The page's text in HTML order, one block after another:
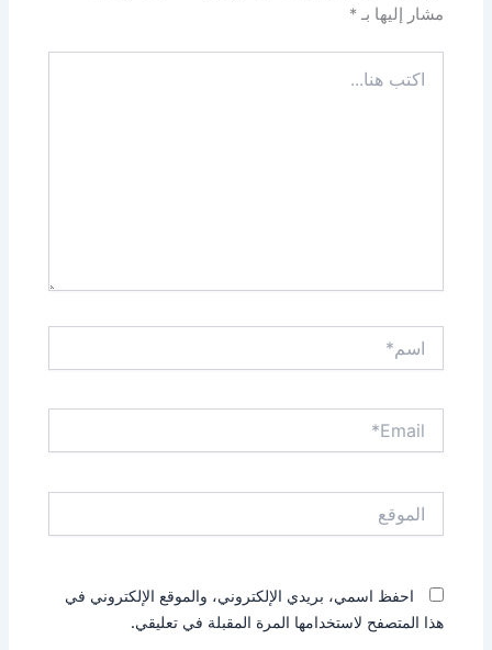
مشار إليها بـ*
هنا...
احفظ اسمي، بريدي الإلكتروني، والموقع الإلكتروني في
هذا المتصفح لاستخدامها المرة المقبلة في تعليقي.